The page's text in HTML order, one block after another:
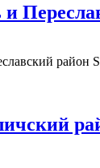
и
район